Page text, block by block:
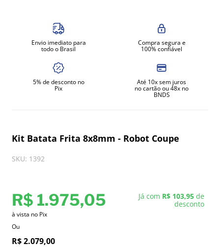
Envio imediato para
todo o Brasil
Compra segura e
100% confiável
5% de desconto no
Pix
Até 10x sem juros
no cartão ou 48x no
BNDS
Kit Batata Frita 8x8mm - Robot Coupe
SKU: 1392
R$ 1.975,05 Já com R$ 103,95 de
desconto
à vista no Pix
Ou
R$2.079,00
amassadeira
fritadeira